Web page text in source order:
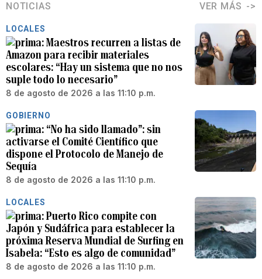
NOTICIAS VER MÁS
LOCALES
Maestros recurren a listas de
Amazon para recibir materiales
escolares: “Hay un sistema que no nos
suple todo lo necesario”
8 de agosto de 2026 a las 11:10 p.m.
GOBIERNO
“No ha sido llamado”: sin
activarse el Comité Científico que
dispone el Protocolo de Manejo de
Sequía
8 de agosto de 2026 a las 11:10 p.m.
LOCALES
Puerto Rico compite con
Japón y Sudáfrica para establecer la
próxima Reserva Mundial de Surfing en
Isabela: “Esto es algo de comunidad”
8 de agosto de 2026 a las 11:10 p.m.